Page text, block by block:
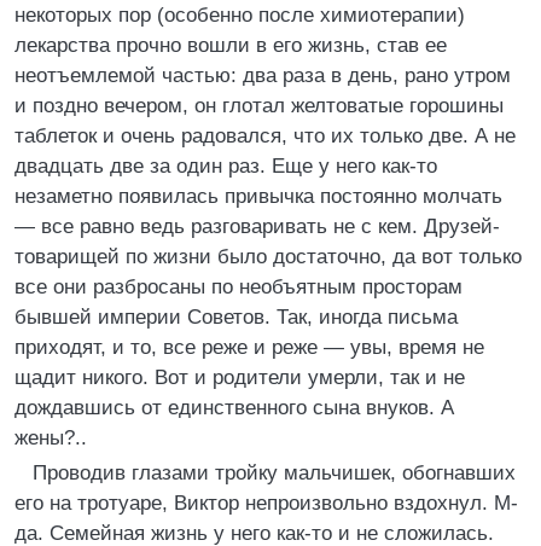
некоторых пор (особенно после химиотерапии)
лекарства прочно вошли в его жизнь, став ее
неотъемлемой частью: два раза в день, рано утром
и поздно вечером, он глотал желтоватые горошины
таблеток и очень радовался, что их только две. А не
двадцать две за один раз. Еще у него как-то
незаметно появилась привычка постоянно молчать
— все равно ведь разговаривать не с кем. Друзей-
товарищей по жизни было достаточно, да вот только
все они разбросаны по необъятным просторам
бывшей империи Советов. Так, иногда письма
приходят, и то, все реже и реже — увы, время не
щадит никого. Вот и родители умерли, так и не
дождавшись от единственного сына внуков. А
жены?..
Проводив глазами тройку мальчишек, обогнавших
его на тротуаре, Виктор непроизвольно вздохнул. М-
да. Семейная жизнь у него как-то и не сложилась.